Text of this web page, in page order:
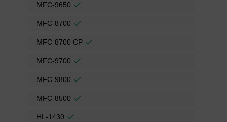
MFC-9650
MFC-8700
MFC-8700 CP
MFC-9700
MFC-9800
MFC-8500
HL-1430